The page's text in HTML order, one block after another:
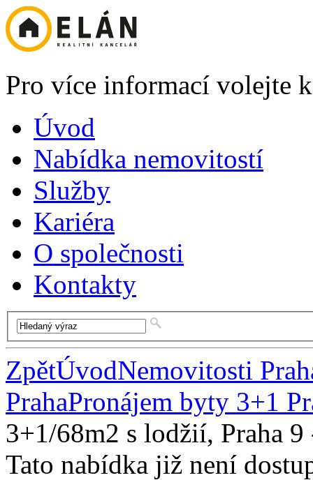
Pro více informací volejte
Úvod
Nabídka nemovitostí
Služby
Kariéra
O společnosti
Kontakty
ZpětÚvodNemovitosti
PrahaPronájem byty 3+1
3+1/68m2 s lodžií, Praha
Tato nabídka již není